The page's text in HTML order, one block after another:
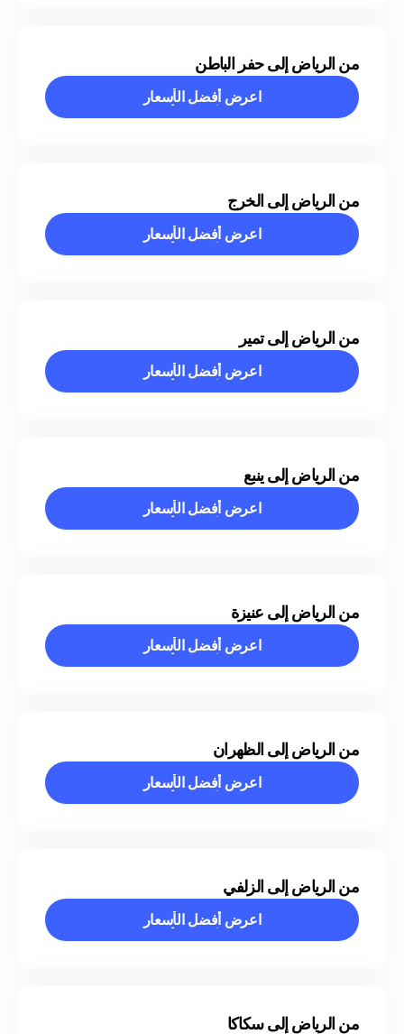
من الرياض إلى حفر الباطن
اعرض أفضل الأسعار
اعرض أفضل الأسعار
من الرياض إلى الخرج
اعرض أفضل الأسعار
اعرض أفضل الأسعار
من الرياض إلى تمير
اعرض أفضل الأسعار
اعرض أفضل الأسعار
من الرياض إلى ينبع
اعرض أفضل الأسعار
اعرض أفضل الأسعار
من الرياض إلى عنيزة
اعرض أفضل الأسعار
اعرض أفضل الأسعار
من الرياض إلى الظهران
اعرض أفضل الأسعار
اعرض أفضل الأسعار
من الرياض إلى الزلفي
اعرض أفضل الأسعار
اعرض أفضل الأسعار
من الرياض إلى سكاكا